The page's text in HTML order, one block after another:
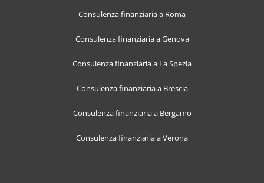
Consulenza finanziaria a Roma
Consulenza finanziaria a Genova
Consulenza finanziaria a La Spezia
Consulenza finanziaria a Brescia
Consulenza finanziaria a Bergamo
Consulenza finanziaria a Verona